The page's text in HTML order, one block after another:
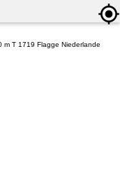
m T 1719 Flagge Niederlande